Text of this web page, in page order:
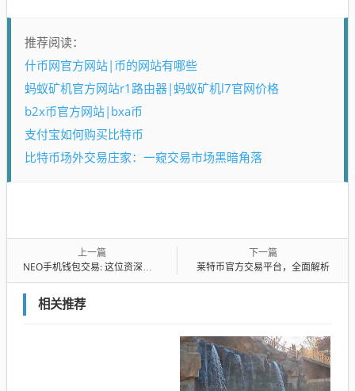
推荐阅读：
什币网官方网站|币的网站有哪些
蚂蚁矿机官方网站r1路由器|蚂蚁矿机l7官网价格
b2x币官方网站|bxa币
支付宝如何购买比特币
比特币场外交易庄家：一窥交易市场黑暗角落
上一篇
NEO手机钱包交易: 这位资深加密货币从业者的手把手教程
下一篇
莱特币官方交易平台，全面解析
相关推荐